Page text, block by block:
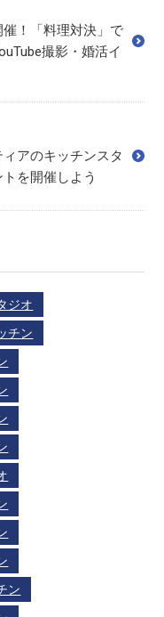
！「料理対決」で
撮影・婚活イ
アのキッチンスタ
を開催しよう
ジオ
チン
ン